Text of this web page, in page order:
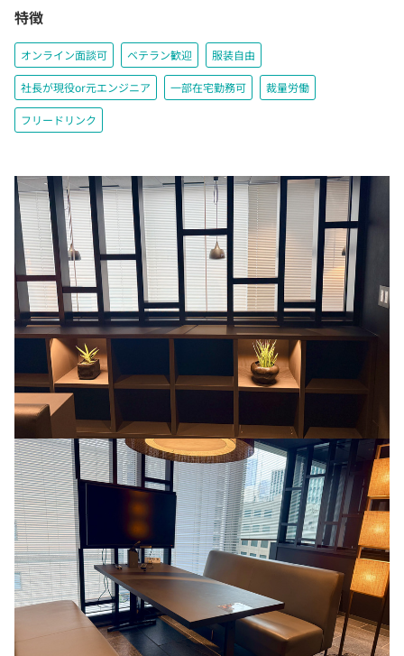
特徴
オンライン面談可 ベテラン歓迎 服装自由
社長が現役or元エンジニア 一部在宅勤務可 裁量労働
フリードリンク